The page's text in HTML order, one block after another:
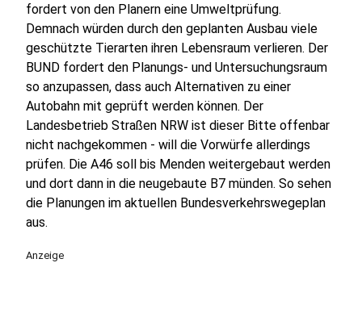
fordert von den Planern eine Umweltprüfung.
Demnach würden durch den geplanten Ausbau viele
geschützte Tierarten ihren Lebensraum verlieren. Der
BUND fordert den Planungs- und Untersuchungsraum
so anzupassen, dass auch Alternativen zu einer
Autobahn mit geprüft werden können. Der
Landesbetrieb Straßen NRW ist dieser Bitte offenbar
nicht nachgekommen - will die Vorwürfe allerdings
prüfen. Die A46 soll bis Menden weitergebaut werden
und dort dann in die neugebaute B7 münden. So sehen
die Planungen im aktuellen Bundesverkehrswegeplan
aus.
Anzeige